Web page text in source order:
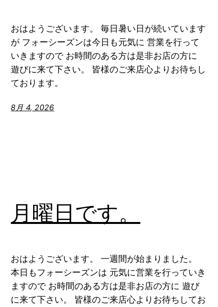
おはようございます。 毎日暑い日が続いています
が フォーシーズンは今日も元気に 営業を行って
いきますので お時間のある方は是非お店の方に
遊びに来て下さい。 皆様のご来店心よりお待ちし
ております。
8月 4, 2026
月曜日です。
おはようございます。 一週間が始まりました。
本日もフォーシーズンは 元気に営業を行っていき
ますので お時間のある方は是非お店の方に 遊び
に来て下さい。 皆様のご来店心よりお待ちしてお